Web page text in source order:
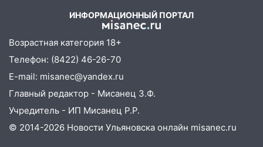
шестилетнего ребёнка на улице
Федерации: возбуждено уголовное дело
11:16 В Ульяновске ищут 37-летнего
мужчину, пропавшего ещё 19 июля
10:30 От мотофристайла до прогулки с
хаски: куда сходить в Ульяновской
области 8–9 августа
10:11 Директора ульяновской
ИНФОРМАЦИОННЫЙ ПОРТАЛ
Возрастная категория 18+
Телефон: (8422) 46-26-70
E-mail: misanec@yandex.ru
Главный редактор - Мисанец З.Ф.
Учредитель - ИП Мисанец Р.Р.
© 2014-2026 Новости Ульяновска онлайн misanec.ru